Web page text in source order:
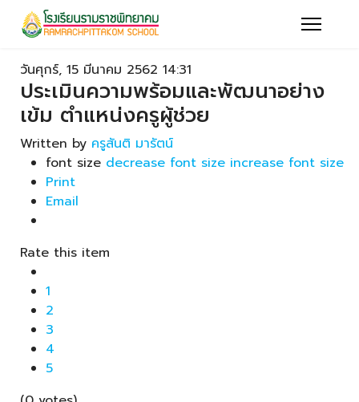
วันศุกร์, 15 มีนาคม 2562 14:31
ประเมินความพร้อมและพัฒนาอย่าง
เข้ม ตำแหน่งครูผู้ช่วย
Written by ครูสันติ มารัตน์
font size decrease font size increase font size
Print
Email
Rate this item
1
2
3
4
5